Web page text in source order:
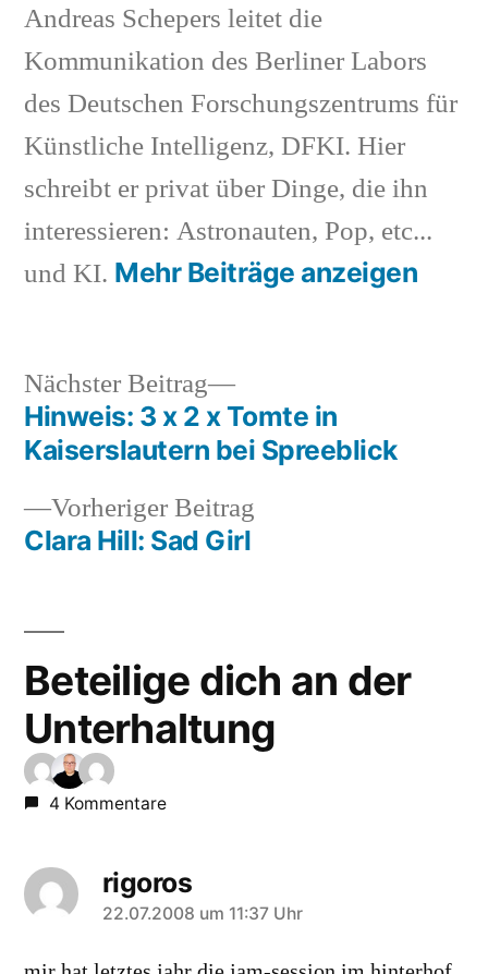
Andreas Schepers leitet die
Kommunikation des Berliner Labors
des Deutschen Forschungszentrums für
Künstliche Intelligenz, DFKI. Hier
schreibt er privat über Dinge, die ihn
interessieren: Astronauten, Pop, etc...
und KI. Mehr Beiträge anzeigen
Beitragsnavigation
Vorheriger Beitrag
Clara Hill: Sad Girl
Nächster Beitrag
Nächster
Beitrag:
Hinweis: 3 x 2 x Tomte in
Kaiserslautern bei Spreeblick
Beteilige dich an der
Unterhaltung
4 Kommentare
rigoros
sagt:
22.07.2008 um 11:37 Uhr